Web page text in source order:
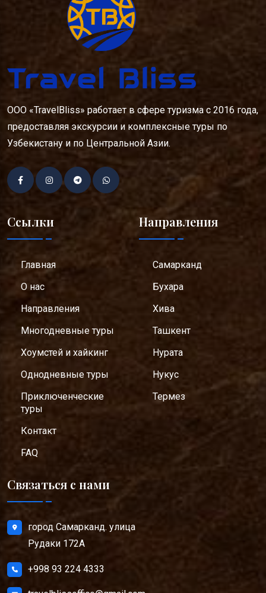
ООО «TravelBliss» работает в сфере туризма с 2016 года,
предоставляя экскурсии и комплексные туры по
Узбекистану и по Центральной Азии.
Ссылки
Главная
О нас
Направления
Многодневные туры
Хоумстей и хайкинг
Однодневные туры
Приключенческие
туры
Контакт
FAQ
Направления
Самарканд
Бухара
Хива
Ташкент
Нурата
Нукус
Термез
Связаться с нами
город Самарканд. улица
Рудаки 172А
+998 93 224 4333